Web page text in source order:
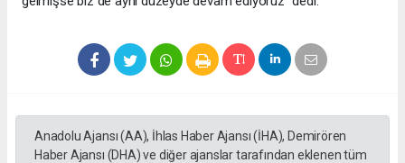
Anadolu Ajansı (AA), İhlas Haber Ajansı (İHA), Demirören
Haber Ajansı (DHA) ve diğer ajanslar tarafından eklenen tüm